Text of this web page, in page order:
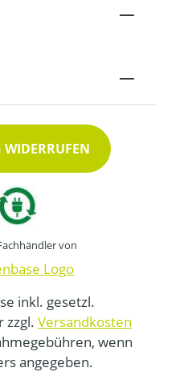
WIDERRUFEN
von
inkl. gesetzl.
zzgl. Versandkosten
wenn
angegeben.